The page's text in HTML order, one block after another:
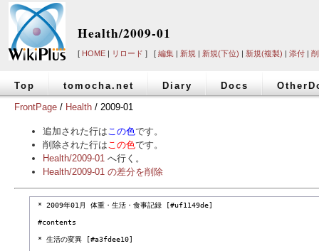
Health/2009-01
[ HOME | リロード ] [ 編集 | 新規 | 新規(下位) | 新規(複製) | 添付 |
Top tomocha.net Diary Docs
FrontPage / Health / 2009-01
追加された行は この色です。
削除された行は この色です。
Health/2009-01 へ行く。
Health/2009-01 の差分を削除
* 2009年01月 体重・生活・食事記録 [#uf1149de]
#contents
* 生活の変異 [#a3fdee10]